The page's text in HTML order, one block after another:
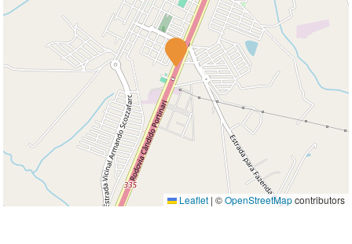
Leaflet | ©OpenStreetMapcontributors